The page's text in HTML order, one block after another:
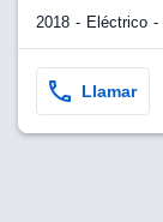
2018 Eléctrico
Llamar